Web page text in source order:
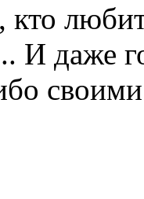
кто
И даже